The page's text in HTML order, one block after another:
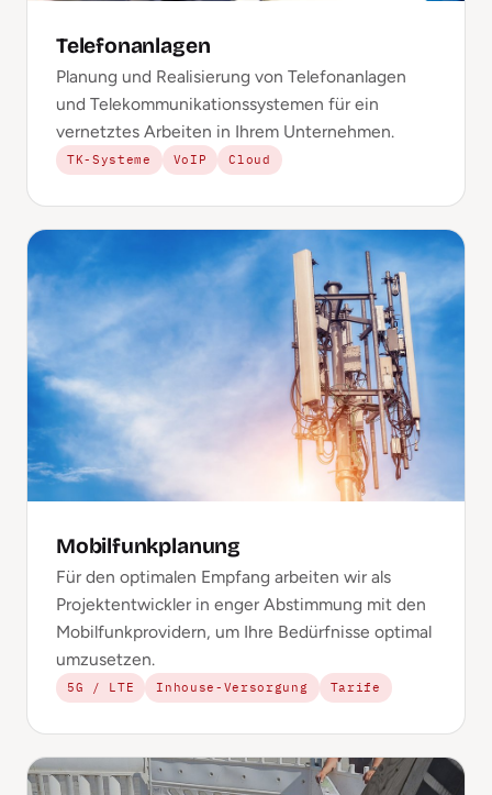
Telefonanlagen
Planung und Realisierung von Telefonanlagen
und Telekommunikationssystemen für ein
vernetztes Arbeiten in Ihrem Unternehmen.
TK-Systeme VoIP Cloud
Mobilfunkplanung
Für den optimalen Empfang arbeiten wir als
Projektentwickler in enger Abstimmung mit den
Mobilfunkprovidern, um Ihre Bedürfnisse optimal
umzusetzen.
5G / LTE Inhouse-Versorgung Tarife